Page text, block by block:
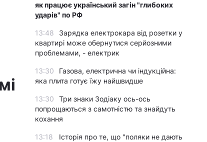
як працює український загін "глибоких
ударів" по РФ
13:48
Зарядка електрокара від розетки у
квартирі може обернутися серйозними
проблемами, - електрик
13:30
Газова, електрична чи індукційна:
яка плита готує їжу найшвидше
13:30
Три знаки Зодіаку ось-ось
попрощаються з самотністю та знайдуть
кохання
13:18
Історія про те, що "поляки не дають